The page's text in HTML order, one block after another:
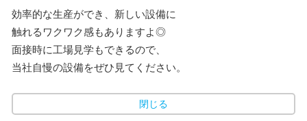
効率的な生産ができ、新しい設備に
触れるワクワク感もありますよ◎
面接時に工場見学もできるので、
当社自慢の設備をぜひ見てください。
閉じる